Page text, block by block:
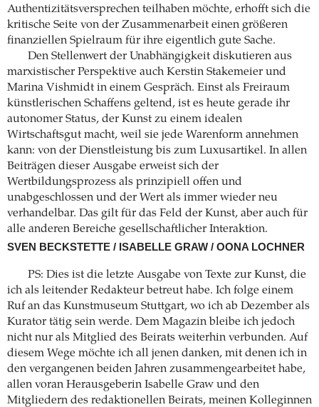
Authentizitätsversprechen teilhaben möchte, erhofft sich die
kritische Seite von der Zusammenarbeit einen größeren
finanziellen Spielraum für ihre eigentlich gute Sache.
Den Stellenwert der Unabhängigkeit diskutieren aus
marxistischer Perspektive auch Kerstin Stakemeier und
Marina Vishmidt in einem Gespräch. Einst als Freiraum
künstlerischen Schaffens geltend, ist es heute gerade ihr
autonomer Status, der Kunst zu einem idealen
Wirtschaftsgut macht, weil sie jede Warenform annehmen
kann: von der Dienstleistung bis zum Luxusartikel. In allen
Beiträgen dieser Ausgabe erweist sich der
Wertbildungsprozess als prinzipiell offen und
unabgeschlossen und der Wert als immer wieder neu
verhandelbar. Das gilt für das Feld der Kunst, aber auch für
alle anderen Bereiche gesellschaftlicher Interaktion.
SVEN BECKSTETTE / ISABELLE GRAW / OONA LOCHNER
PS: Dies ist die letzte Ausgabe von Texte zur Kunst, die
ich als leitender Redakteur betreut habe. Ich folge einem
Ruf an das Kunstmuseum Stuttgart, wo ich ab Dezember als
Kurator tätig sein werde. Dem Magazin bleibe ich jedoch
nicht nur als Mitglied des Beirats weiterhin verbunden. Auf
diesem Wege möchte ich all jenen danken, mit denen ich in
den vergangenen beiden Jahren zusammengearbeitet habe,
allen voran Herausgeberin Isabelle Graw und den
Mitgliedern des redaktionellen Beirats, meinen Kolleginnen